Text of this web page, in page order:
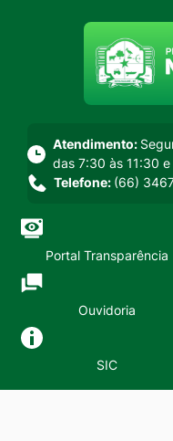
Seção
Atendimento:
das 7:30 às 11:30
Telefone: (66)
Portal Transparência
Ouvidoria
SIC